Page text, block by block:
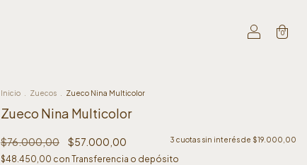
0
Inicio Zuecos Zueco Nina Multicolor
Zueco Nina Multicolor
$76.000,00 $57.000,00 3 cuotas sin interés de $19.000,00
$48.450,00 con Transferencia o depósito